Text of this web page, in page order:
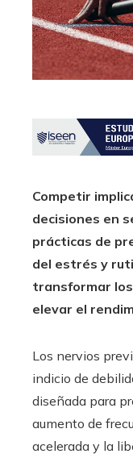
Competir
decisiones en
prácticas de
del estrés y
transformar
elevar el
Los nervios
indicio de
diseñada para
aumento de
acelerada y la